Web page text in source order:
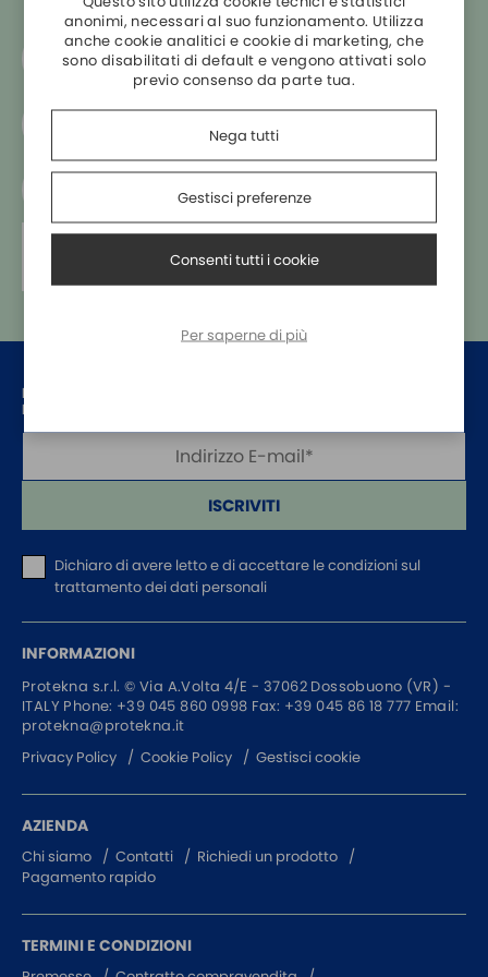
FRONTALINI INTERFACCIA
CONNETTORI CABLATI
PERFORAZIONE D'ISOLANTE
A VITE
PROTEZIONI ELETTRONICHE
GESTIONE ENERGIA
SENSORI
Hai bisogno di aiuto?
+39 045 860 0998
Spedizione gratuita
ordini superiori a 200€
Pagamenti sicuri
alla consegna
sono il nostropunto di forza
RIMANI SEMPRE AGGIORNATO, ISCRIVITI ALLA NOSTRA
NEWSLETTER
ISCRIVITI
Dichiaro di avere letto e di accettare le condizioni sul
trattamento dei dati personali
INFORMAZIONI
Protekna s.r.l. © Via A.Volta 4/E - 37062 Dossobuono (VR) -
ITALY Phone: +39 045 860 0998 Fax: +39 045 86 18 777 Email:
protekna@protekna.it
Privacy Policy
Cookie Policy Gestisci cookie
AZIENDA
Chi siamo Contatti
Richiedi un prodotto
Pagamento rapido
TERMINI E CONDIZIONI
anonimi, necessari al suo funzionamento. Utilizza
anche cookie analitici e cookie di marketing, che
sono disabilitati di default e vengono attivati solo
previo consenso da parte tua.
Nega tutti
Gestisci preferenze
Consenti tutti i cookie
Per saperne di più